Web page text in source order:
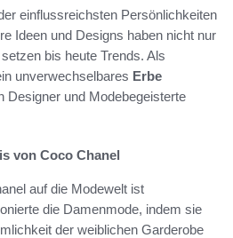
einflussreichsten Persönlichkeiten
Ideen und Designs haben nicht nur
bis heute Trends. Als
unverwechselbares Erbe
Designer und Modebegeisterte
von Coco Chanel
auf die Modewelt ist
die Damenmode, indem sie
der weiblichen Garderobe